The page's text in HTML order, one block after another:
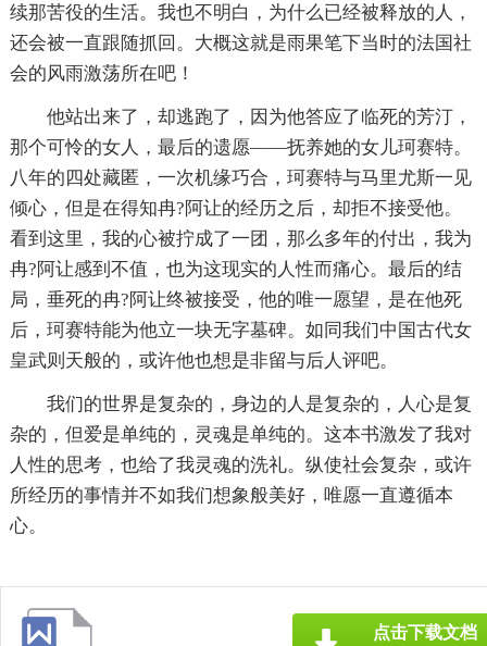
续那苦役的生活。我也不明白，为什么已经被释放的人，
还会被一直跟随抓回。大概这就是雨果笔下当时的法国社
会的风雨激荡所在吧！
他站出来了，却逃跑了，因为他答应了临死的芳汀，
那个可怜的女人，最后的遗愿——抚养她的女儿珂赛特。
八年的四处藏匿，一次机缘巧合，珂赛特与马里尤斯一见
倾心，但是在得知冉?阿让的经历之后，却拒不接受他。
看到这里，我的心被拧成了一团，那么多年的付出，我为
冉?阿让感到不值，也为这现实的人性而痛心。最后的结
局，垂死的冉?阿让终被接受，他的唯一愿望，是在他死
后，珂赛特能为他立一块无字墓碑。如同我们中国古代女
皇武则天般的，或许他也想是非留与后人评吧。
我们的世界是复杂的，身边的人是复杂的，人心是复
杂的，但爱是单纯的，灵魂是单纯的。这本书激发了我对
人性的思考，也给了我灵魂的洗礼。纵使社会复杂，或许
所经历的事情并不如我们想象般美好，唯愿一直遵循本
心。
点击下载文档